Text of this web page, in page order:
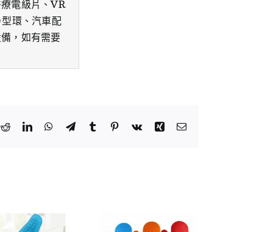
電級片、VR
環、汽車配
，如有需要
RedditLinkedInWhatsApp
TelegramTumblr Pinterest
Vk Xing Email: